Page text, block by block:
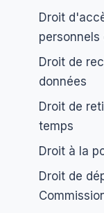
Droit
Droit de
données
Droit de
temps
Droit à la
Droit de